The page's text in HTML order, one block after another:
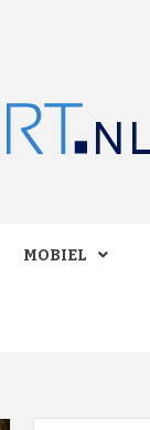
MOBIEL